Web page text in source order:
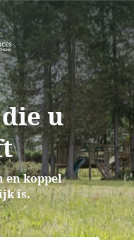
u
en koppel
is.